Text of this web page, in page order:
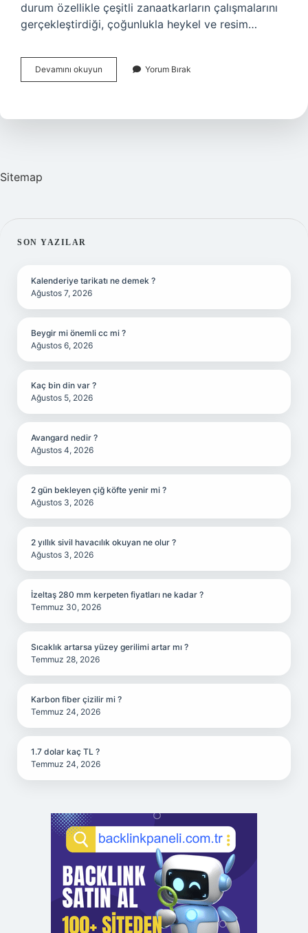
durum özellikle çeşitli zanaatkarların çalışmalarını
gerçekleştirdiği, çoğunlukla heykel ve resim…
Devamını okuyun Osmanlıca
Atölye
Yorum Bırak
Sitemap
SIDEBAR
SON YAZILAR
Kalenderiye tarikatı ne demek ?
Ağustos 7, 2026
Beygir mi önemli cc mi ?
Ağustos 6, 2026
Kaç bin din var ?
Ağustos 5, 2026
Avangard nedir ?
Ağustos 4, 2026
2 gün bekleyen çiğ köfte yenir mi ?
Ağustos 3, 2026
2 yıllık sivil havacılık okuyan ne olur ?
Ağustos 3, 2026
İzeltaş 280 mm kerpeten fiyatları ne kadar ?
Temmuz 30, 2026
Sıcaklık artarsa yüzey gerilimi artar mı ?
Temmuz 28, 2026
Karbon fiber çizilir mi ?
Temmuz 24, 2026
1.7 dolar kaç TL ?
Temmuz 24, 2026